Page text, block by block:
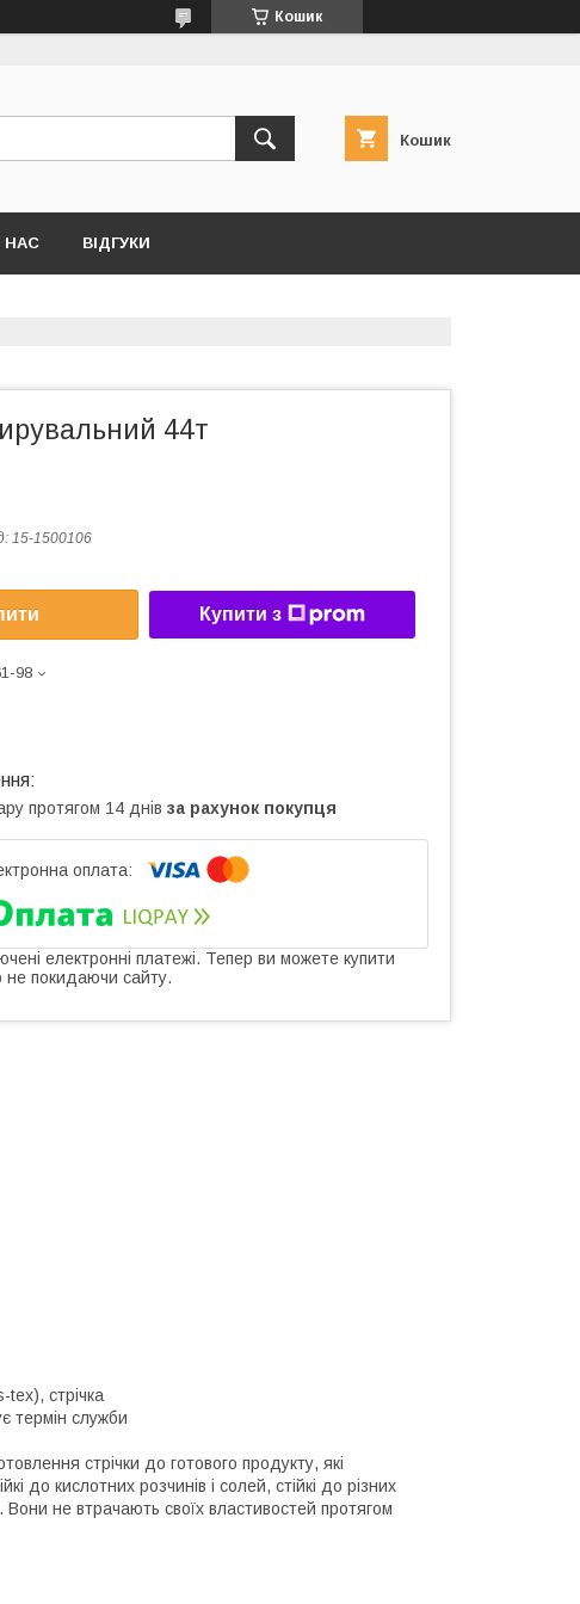
Кошик
Кошик
НАС ВІДГУКИ
44т
15-1500106
Купити з
98
протягом 14 днів за рахунок покупця
електронні платежі. Тепер ви можете купити
не покидаючи сайту.
tex), стрічка
термін служби
стрічки до готового продукту, які
до кислотних розчинів і солей, стійкі до різних
не втрачають своїх властивостей протягом